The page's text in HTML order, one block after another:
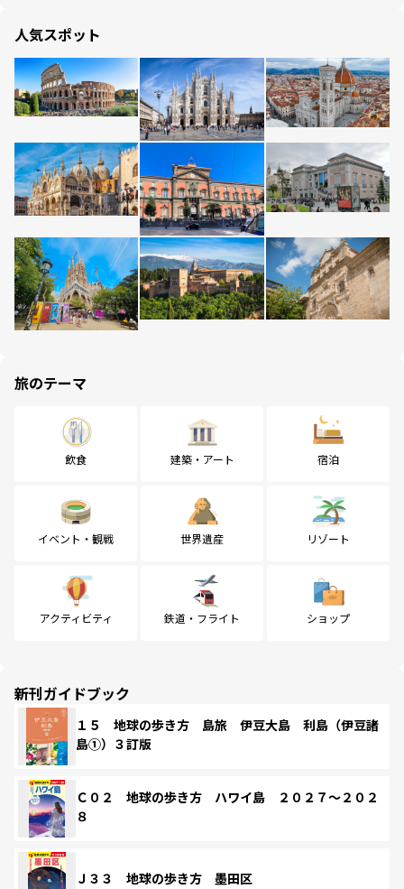
人気スポット
旅のテーマ
飲食 建築・アート 宿泊
イベント・観戦 世界遺産 リゾート
アクティビティ 鉄道・フライト ショップ
新刊ガイドブック
１５ 地球の歩き方 島旅 伊豆大島 利島（伊豆諸
島①）３訂版
Ｃ０２ 地球の歩き方 ハワイ島 ２０２７～２０２
８
Ｊ３３ 地球の歩き方 墨田区